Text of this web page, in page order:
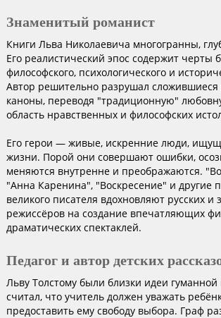
Знаменитый романист
Книги Льва Николаевича многогранны,
Его реалистический эпос содержит черты
философского, психологического и
Автор решительно разрушал сложившиеся
каноны, переводя "традиционную"
область нравственных и философских
Его герои — живые, искренние люди,
жизни. Порой они совершают ошибки,
меняются внутренне и преображаются.
"Анна Каренина", "Воскресение" и другие
великого писателя вдохновляют русских и
режиссёров на создание впечатляющих
драматических спектаклей.
Педагог и автор детских
Льву Толстому были близки идеи гуманной
считал, что учитель должен уважать
предоставить ему свободу выбора. Граф